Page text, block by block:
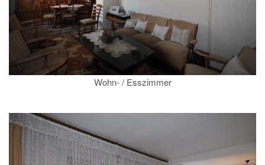
Wohn- / Esszimmer